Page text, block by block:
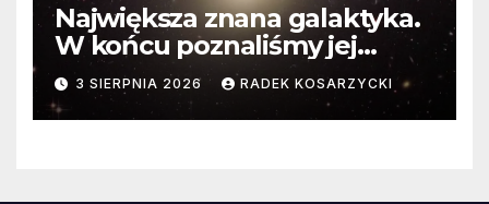
Największa znana galaktyka.
W końcu poznaliśmy jej
faktyczne wymiary
3 SIERPNIA 2026 RADEK KOSARZYCKI